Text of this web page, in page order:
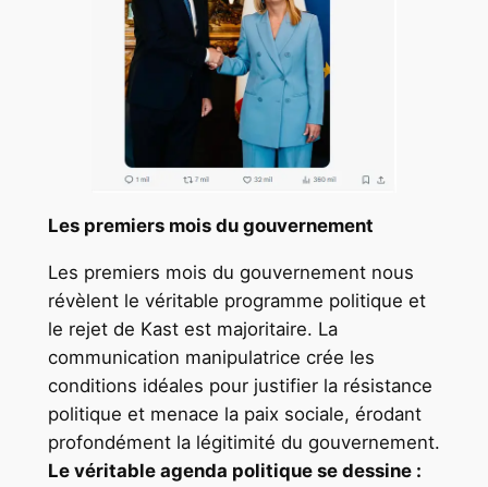
Les premiers mois du gouvernement
Les premiers mois du gouvernement nous
révèlent le véritable programme politique et
le rejet de Kast est majoritaire. La
communication manipulatrice crée les
conditions idéales pour justifier la résistance
politique et menace la paix sociale, érodant
profondément la légitimité du gouvernement.
Le véritable agenda politique se dessine :